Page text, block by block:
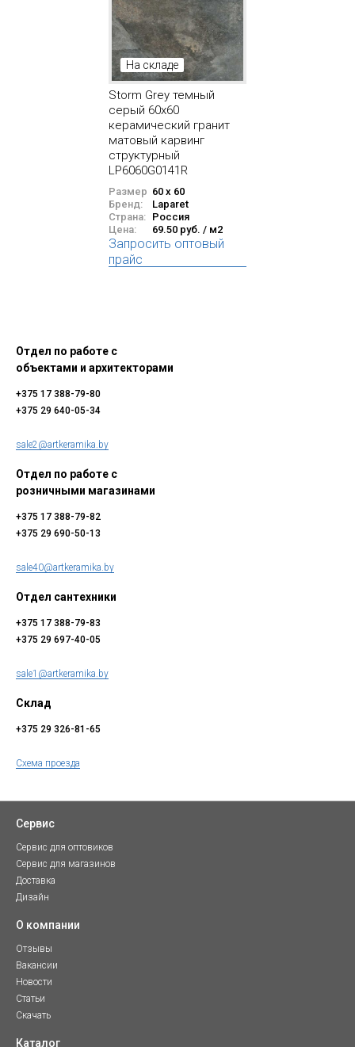
На складе
Storm Grey темный
серый 60x60
керамический гранит
матовый карвинг
структурный
LP6060G0141R
Размер 60 x 60
Бренд:
Laparet
Страна: Россия
Цена:
69.50 руб. / м2
Запросить оптовый
прайс
Отдел по работе с
объектами и архитекторами
+375 17 388-79-80
+375 29 640-05-34
sale2@artkeramika.by
Отдел по работе с
розничными магазинами
+375 17 388-79-82
+375 29 690-50-13
sale40@artkeramika.by
Отдел сантехники
+375 17 388-79-83
+375 29 697-40-05
sale1@artkeramika.by
Склад
+375 29 326-81-65
Схема проезда
Сервис
Сервис для оптовиков
Сервис для магазинов
Доставка
Дизайн
О компании
Отзывы
Вакансии
Новости
Статьи
Скачать
Каталог